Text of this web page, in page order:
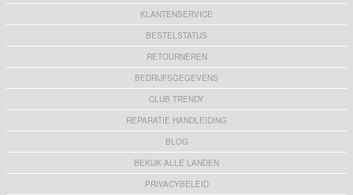
KLANTENSERVICE
BESTELSTATUS
RETOURNEREN
BEDRIJFSGEGEVENS
CLUB TRENDY
REPARATIE HANDLEIDING
BLOG
BEKIJK ALLE LANDEN
PRIVACYBELEID